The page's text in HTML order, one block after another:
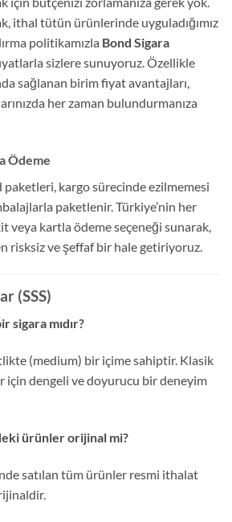
ithal tütün ürünlerinde uyguladığımız
politikamızla Bond Sigara
sizlere sunuyoruz. Özellikle
sağlanan birim fiyat avantajları,
her zaman bulundurmanıza
Ödeme
kargo sürecinde ezilmemesi
paketlenir. Türkiye’nin her
veya kartla ödeme seçeneği sunarak,
risksiz ve şeffaf bir hale getiriyoruz.
(SSS)
sigara mıdır?
(medium) bir içime sahiptir. Klasik
için dengeli ve doyurucu bir deneyim
ürünler orijinal mi?
satılan tüm ürünler resmi ithalat